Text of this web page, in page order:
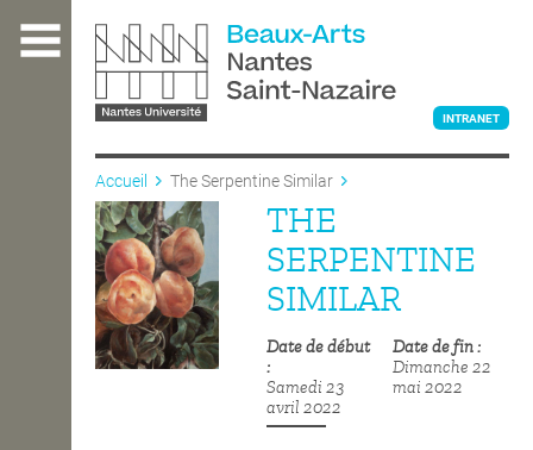
contenu
L'ÉCOLE
ENSEIGNEMENT
INTRANET
Accueil The Serpentine Similar
THE
SERPENTINE
SIMILAR
Date de début
Samedi 23
avril 2022
Date de fin
Dimanche 22
mai 2022